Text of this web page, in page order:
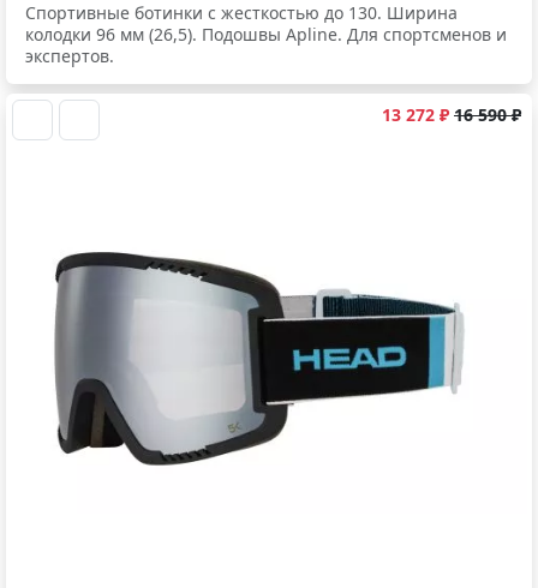
Спортивные ботинки с жесткостью до 130. Ширина
колодки 96 мм (26,5). Подошвы Apline. Для спортсменов и
экспертов.
13 272 ₽ 16 590 ₽